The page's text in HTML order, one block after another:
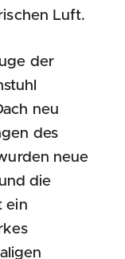
Luft.
der
neu
des
neue
die
ein